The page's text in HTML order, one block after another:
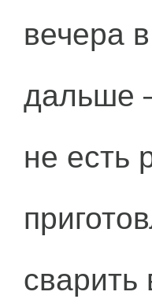
вечера
дальше
не есть
сварить